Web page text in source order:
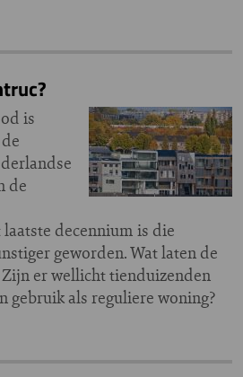
is
de
decennium is die
geworden. Wat laten de
Zijn er wellicht tienduizenden
gebruik als reguliere woning?